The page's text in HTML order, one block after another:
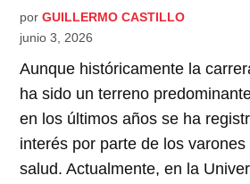
por GUILLERMO CASTILLO
junio 3, 2026
Aunque históricamente la
ha sido un terreno
en los últimos años se ha
interés por parte de los
salud. Actualmente, en la